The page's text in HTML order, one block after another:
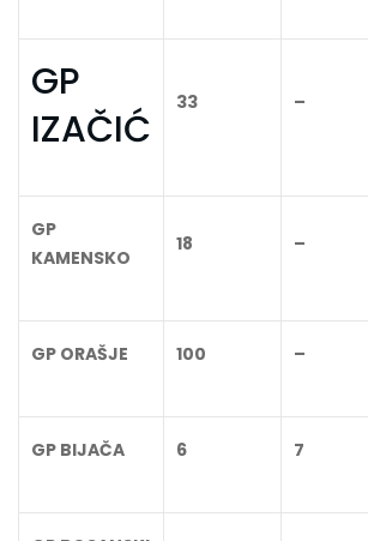
GP
IZAČIĆ
33 –
GP
KAMENSKO
18 –
GP ORAŠJE 100 –
GP BIJAČA 6 7